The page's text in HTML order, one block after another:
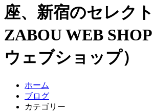
座、新宿のセレク
ZABOU WEB
ウェブショップ）
ホーム
ブログ
カテゴリー